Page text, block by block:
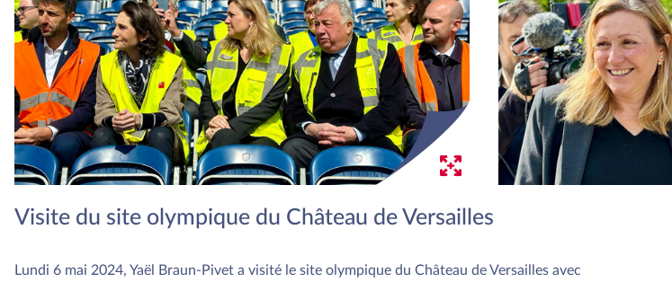
Visite du site olympique du Château de Versailles
Lundi 6 mai 2024, Yaël Braun-Pivet a visité le site olympique du Château de Versailles avec